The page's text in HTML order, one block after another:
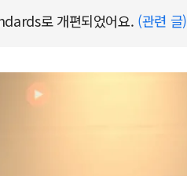
로 개편되었어요. (관련 글)